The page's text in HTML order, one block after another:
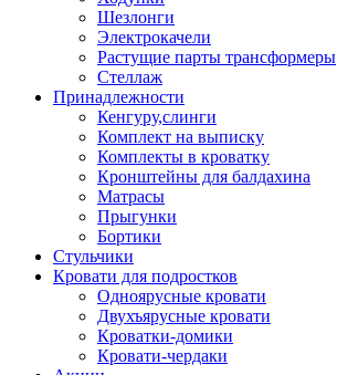
Шезлонги
Электрокачели
Растущие парты трансформеры
Стеллаж
Принадлежности
Кенгуру,слинги
Комплект на выписку
Комплекты в кроватку
Кронштейны для балдахина
Матрасы
Прыгунки
Бортики
Стульчики
Кровати для подростков
Одноярусные кровати
Двухъярусные кровати
Кроватки-домики
Кровати-чердаки